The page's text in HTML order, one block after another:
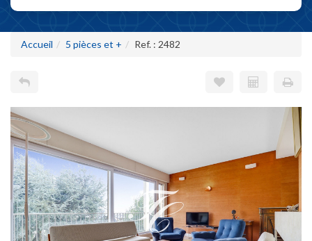
Accueil 5 pièces et + Ref. : 2482